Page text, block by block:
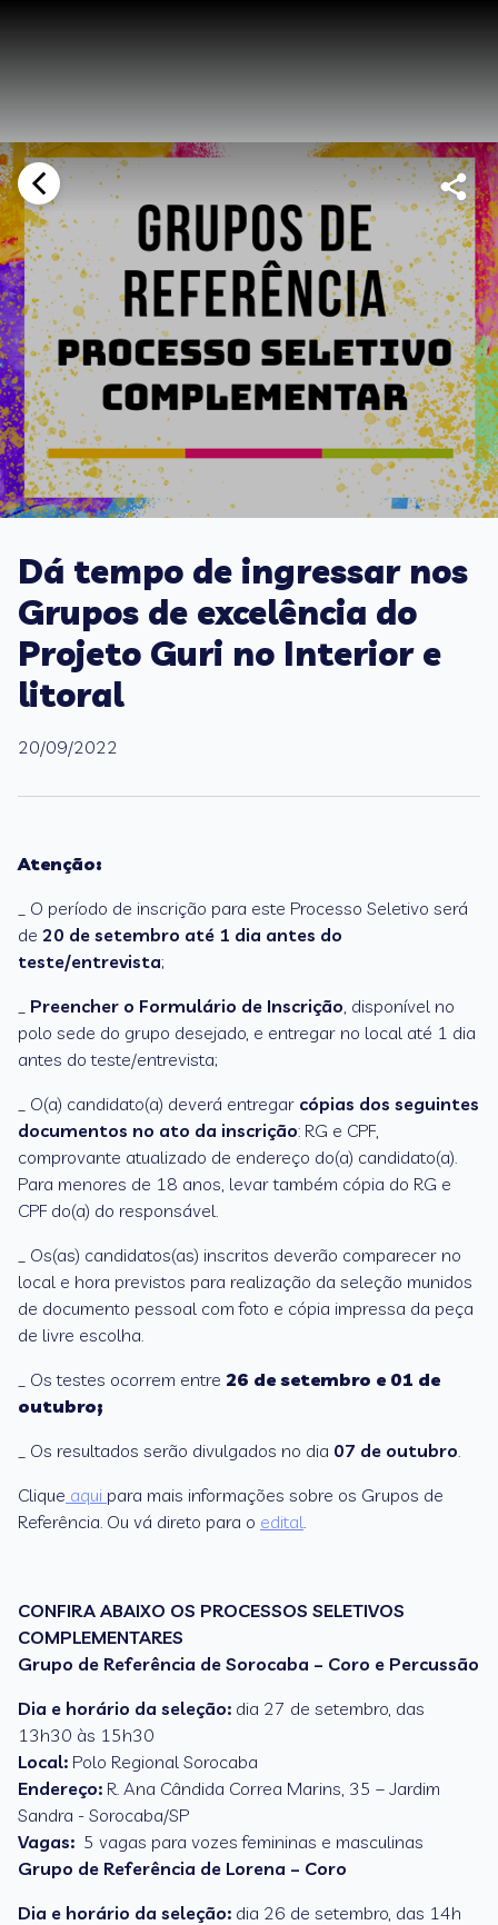
Dá tempo de ingressar nos
Grupos de excelência do
Projeto Guri no Interior e
litoral
20/09/2022
Atenção:
_ O período de inscrição para este Processo Seletivo será
de 20 de setembro até 1 dia antes do
teste/entrevista;
Preencher o Formulário de Inscrição, disponível no
polo sede do grupo desejado, e entregar no local até 1 dia
antes do teste/entrevista;
_ O(a) candidato(a) deverá entregar cópias dos seguintes
documentos no ato da inscrição: RG e CPF,
comprovante atualizado de endereço do(a) candidato(a).
Para menores de 18 anos, levar também cópia do RG e
CPF do(a) do responsável.
_ Os(as) candidatos(as) inscritos deverão comparecer no
local e hora previstos para realização da seleção munidos
de documento pessoal com foto e cópia impressa da peça
de livre escolha.
_ Os testes ocorrem entre 26 de setembro e 01 de
outubro;
_ Os resultados serão divulgados no dia 07 de outubro.
Clique aqui para mais informações sobre os Grupos de
Referência. Ou vá direto para o edital.
CONFIRA ABAIXO OS PROCESSOS SELETIVOS
COMPLEMENTARES
Grupo de Referência de Sorocaba – Coro e Percussão
Dia e horário da seleção: dia 27 de setembro, das
13h30 às 15h30
Local: Polo Regional Sorocaba
Endereço: R. Ana Cândida Correa Marins, 35 – Jardim
Sandra - Sorocaba/SP
Vagas: 5 vagas para vozes femininas e masculinas
Grupo de Referência de Lorena – Coro
Dia e horário da seleção: dia 26 de setembro, das 14h